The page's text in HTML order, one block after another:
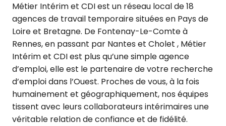
Métier Intérim et CDI est un réseau local de 18
agences de travail temporaire situées en Pays de
Loire et Bretagne. De Fontenay-Le-Comte à
Rennes, en passant par Nantes et Cholet , Métier
Intérim et CDI est plus qu’une simple agence
d’emploi, elle est le partenaire de votre recherche
d’emploi dans l’Ouest. Proches de vous, à la fois
humainement et géographiquement, nos équipes
tissent avec leurs collaborateurs intérimaires une
véritable relation de confiance et de fidélité.